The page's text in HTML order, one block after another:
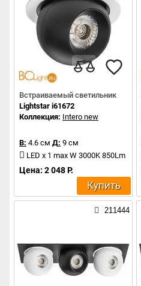
Встраиваемый светильник
Lightstar i61672
Коллекция: Intero new
В: 4.6 см Д: 9 см
LED x 1 max W 3000K 850Lm
Цена: 2 048 Р.
Купить
211444